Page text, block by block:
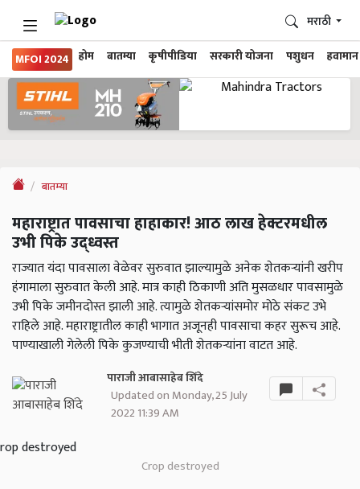
MFOI 2024 होम बातम्या कृषीपीडिया सरकारी योजना पशुधन हवामान
मराठी
बातम्या
महाराष्ट्रात पावसाचा हाहाकार! आठ लाख हेक्टरमधील
उभी पिके उद्ध्वस्त
राज्यात यंदा पावसाला वेळेवर सुरुवात झाल्यामुळे अनेक शेतकऱ्यांनी खरीप
हंगामाला सुरुवात केली आहे. मात्र काही ठिकाणी अति मुसळधार पावसामुळे
उभी पिके जमीनदोस्त झाली आहे. त्यामुळे शेतकऱ्यांसमोर मोठे संकट उभे
राहिले आहे. महाराष्ट्रातील काही भागात अजूनही पावसाचा कहर सुरूच आहे.
पाण्याखाली गेलेली पिके कुजण्याची भीती शेतकऱ्यांना वाटत आहे.
पाराजी आबासाहेब शिंदे
Updated on Monday, 25 July
2022 11:39 AM
Crop destroyed